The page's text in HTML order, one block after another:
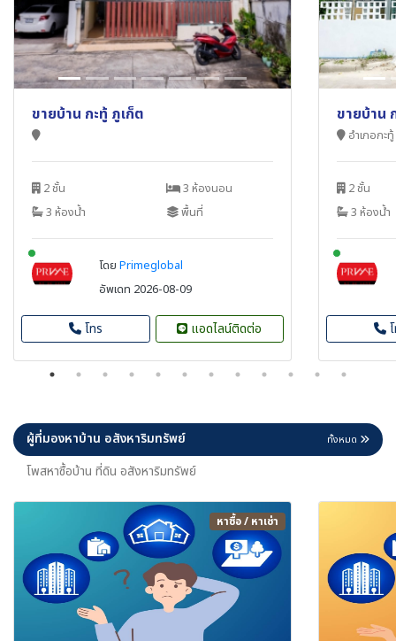
ขายบ้าน กะทู้ ภูเก็ต
2 ชั้น
3 ห้องนอน
3 ห้องน้ำ
พื้นที่
New alertsโดย Primeglobal
อัพเดท 2026-08-09
โทร แอดไลน์ติดต่อ
ขายบ้าน
อำเภอกะ
2 ชั้น
3 ห้องน้ำ
New
ผู้ที่มองหาบ้าน อสังหาริมทรัพย์ ทั้งหมด
โพสหาซื้อบ้าน ที่ดิน อสังหาริมทรัพย์
หาซื้อ / หาเช่า